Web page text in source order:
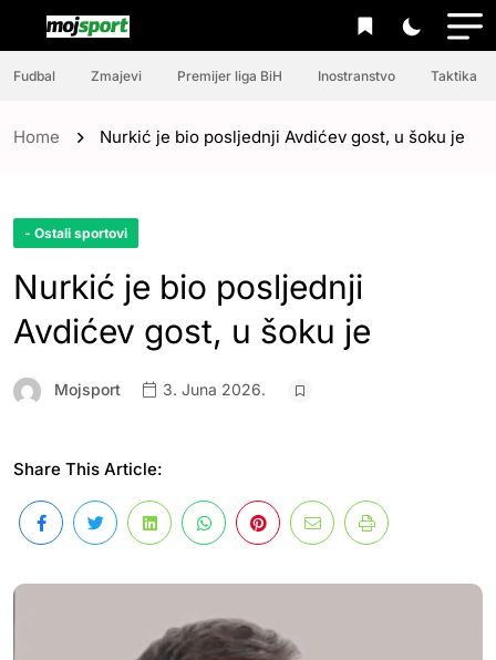
Fudbal Zmajevi Premijer liga BiH Inostranstvo Taktika
Home Nurkić je bio posljednji Avdićev gost, u šoku je
- Ostali sportovi
Nurkić je bio posljednji
Avdićev gost, u šoku je
Mojsport 3. Juna 2026.
Share This Article: